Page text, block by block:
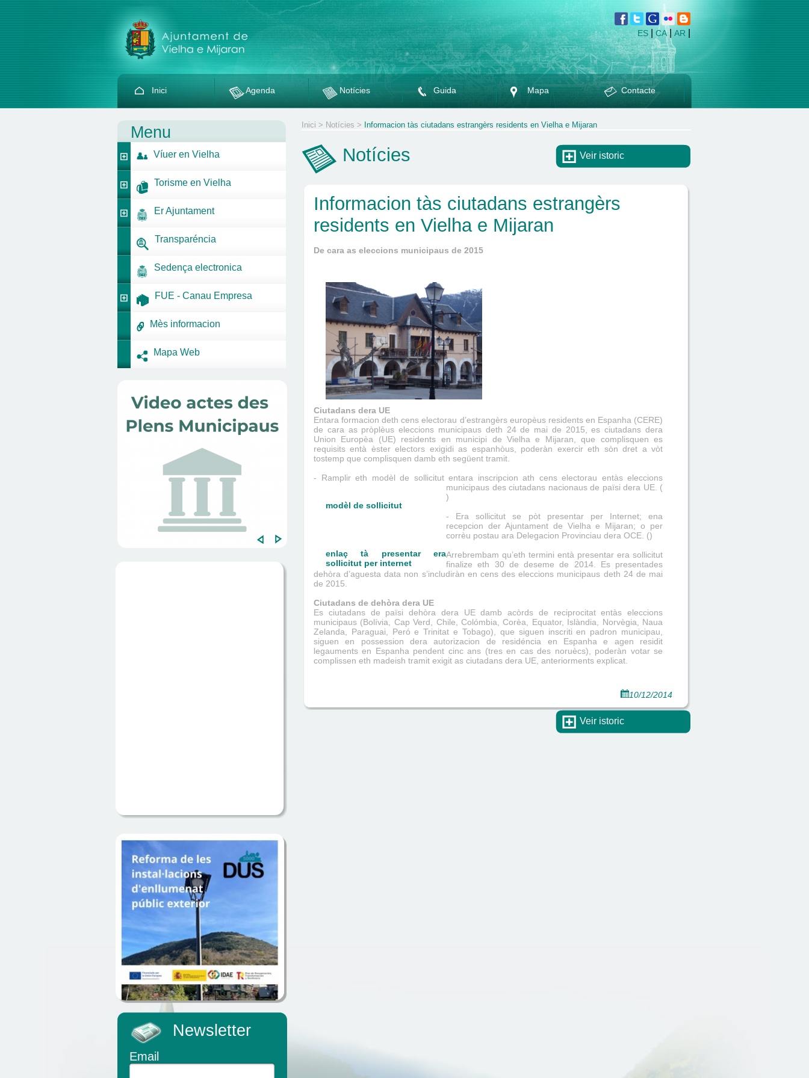
ES CA | AR
Inici Agenda Notícies Guida Mapa Contacte
Menu
Víuer en Vielha
Torisme en Vielha
Er Ajuntament
Transparéncia
Sedença electronica
FUE - Canau Empresa
Mès informacion
Mapa Web
Newsletter
Email
Inici > Notícies > Informacion tàs ciutadans estrangèrs residents en Vielha e Mijaran
Notícies Veir istoric
Informacion tàs ciutadans estrangèrs
residents en Vielha e Mijaran
De cara as eleccions municipaus de 2015
Ciutadans dera UE
Entara formacion deth cens electorau d’estrangèrs europèus residents en Espanha (CERE)
de cara as pròplèus eleccions municipaus deth 24 de mai de 2015, es ciutadans dera
Union Europèa (UE) residents en municipi de Vielha e Mijaran, que complisquen es
requisits entà èster electors exigidi as espanhòus, poderàn exercir eth sòn dret a vòt
tostemp que complisquen damb eth següent tramit.
- Ramplir eth modèl de sollicitut entara inscripcion ath cens electorau entàs eleccions
municipaus des ciutadans nacionaus de païsi dera UE. (
modèl de sollicitut
)
- Era sollicitut se pòt presentar per Internet; ena
recepcion der Ajuntament de Vielha e Mijaran; o per
corrèu postau ara Delegacion Provinciau dera OCE. (
enlaç tà presentar era
sollicitut per internet
)
Arrebrembam qu’eth termini entà presentar era sollicitut
finalize eth 30 de deseme de 2014. Es presentades
dehòra d’aguesta data non s’includiràn en cens des eleccions municipaus deth 24 de mai
de 2015.
Ciutadans de dehòra dera UE
Es ciutadans de païsi dehòra dera UE damb acòrds de reciprocitat entàs eleccions
municipaus (Bolívia, Cap Verd, Chile, Colómbia, Corèa, Equator, Islàndia, Norvègia, Naua
Zelanda, Paraguai, Peró e Trinitat e Tobago), que siguen inscriti en padron municipau,
siguen en possession dera autorizacion de residéncia en Espanha e agen residit
legauments en Espanha pendent cinc ans (tres en cas des noruècs), poderàn votar se
complissen eth madeish tramit exigit as ciutadans dera UE, anteriorments explicat.
10/12/2014
Veir istoric